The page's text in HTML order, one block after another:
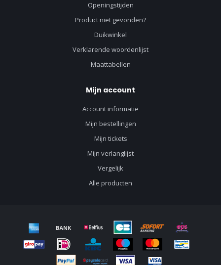
Openingstijden
Product niet gevonden?
Duikwinkel
Verklarende woordenlijst
Maattabellen
Mijn account
Account informatie
Mijn bestellingen
Mijn tickets
Mijn verlanglijst
Vergelijk
Alle producten